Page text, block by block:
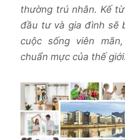
thường trú nhân. Kế
đầu tư và gia đình sẽ
cuộc sống viên
chuẩn mực của thế giới.